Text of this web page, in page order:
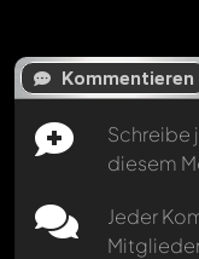
Kommentieren
Schreibe
diesem
Jeder